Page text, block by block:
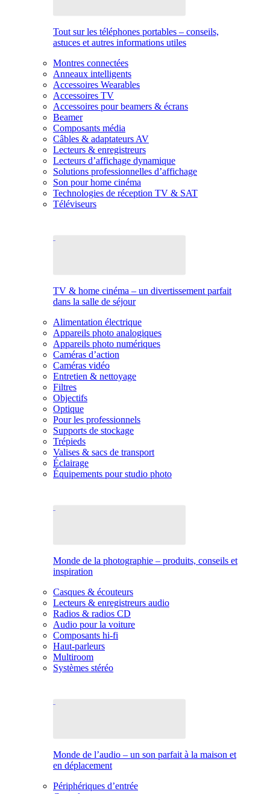
Tout sur les téléphones portables – conseils,
astuces et autres informations utiles
Montres connectées
Anneaux intelligents
Accessoires Wearables
Accessoires TV
Accessoires pour beamers & écrans
Beamer
Composants média
Câbles & adaptateurs AV
Lecteurs & enregistreurs
Lecteurs d’affichage dynamique
Solutions professionnelles d’affichage
Son pour home cinéma
Technologies de réception TV & SAT
Téléviseurs
TV & home cinéma – un divertissement parfait
dans la salle de séjour
Alimentation électrique
Appareils photo analogiques
Appareils photo numériques
Caméras d’action
Caméras vidéo
Entretien & nettoyage
Filtres
Objectifs
Optique
Pour les professionnels
Supports de stockage
Trépieds
Valises & sacs de transport
Éclairage
Équipements pour studio photo
Monde de la photographie – produits, conseils et
inspiration
Casques & écouteurs
Lecteurs & enregistreurs audio
Radios & radios CD
Audio pour la voiture
Composants hi-fi
Haut-parleurs
Multiroom
Systèmes stéréo
Monde de l’audio – un son parfait à la maison et
en déplacement
Périphériques d’entrée